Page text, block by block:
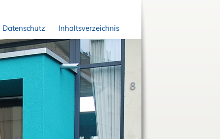
Datenschutz Inhaltsverzeichnis